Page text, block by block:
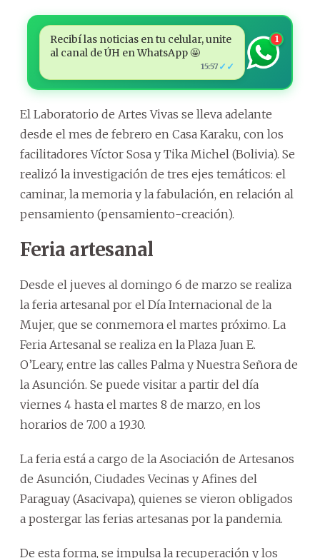
Recibí las noticias en tu celular, unite
al canal de ÚH en WhatsApp 🤩
15:57 ✓✓
1
El Laboratorio de Artes Vivas se lleva adelante
desde el mes de febrero en Casa Karaku, con los
facilitadores Víctor Sosa y Tika Michel (Bolivia). Se
realizó la investigación de tres ejes temáticos: el
caminar, la memoria y la fabulación, en relación al
pensamiento (pensamiento-creación).
Feria artesanal
Desde el jueves al domingo 6 de marzo se realiza
la feria artesanal por el Día Internacional de la
Mujer, que se conmemora el martes próximo. La
Feria Artesanal se realiza en la Plaza Juan E.
O’Leary, entre las calles Palma y Nuestra Señora de
la Asunción. Se puede visitar a partir del día
viernes 4 hasta el martes 8 de marzo, en los
horarios de 7.00 a 19.30.
La feria está a cargo de la Asociación de Artesanos
de Asunción, Ciudades Vecinas y Afines del
Paraguay (Asacivapa), quienes se vieron obligados
a postergar las ferias artesanas por la pandemia.
De esta forma, se impulsa la recuperación y los